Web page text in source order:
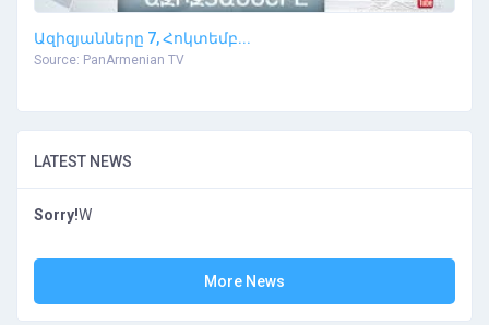
Ազիզյանները 7, Հոկտեմբ...
Source: PanArmenian TV
LATEST NEWS
Sorry!W
More News